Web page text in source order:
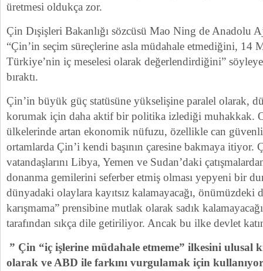
üretmesi oldukça zor.
Çin Dışişleri Bakanlığı sözcüsü Mao Ning de Anadolu
“Çin’in seçim süreçlerine asla müdahale etmediğini, 14
Türkiye’nin iç meselesi olarak değerlendirdiğini”
bıraktı.
Çin’in büyük güç statüsüne yükselişine paralel olarak,
korumak için daha aktif bir politika izlediği muhakkak.
ülkelerinde artan ekonomik nüfuzu, özellikle can
ortamlarda Çin’i kendi başının çaresine bakmaya itiyor.
vatandaşlarını Libya, Yemen ve Sudan’daki
donanma gemilerini seferber etmiş olması yepyeni bir
dünyadaki olaylara kayıtsız kalamayacağı, önümüzdeki
karışmama” prensibine mutlak olarak sadık
tarafından sıkça dile getiriliyor. Ancak bu ilke devlet
” Çin “iç işlerine müdahale etmeme” ilkesini
olarak ve ABD ile farkını vurgulamak için